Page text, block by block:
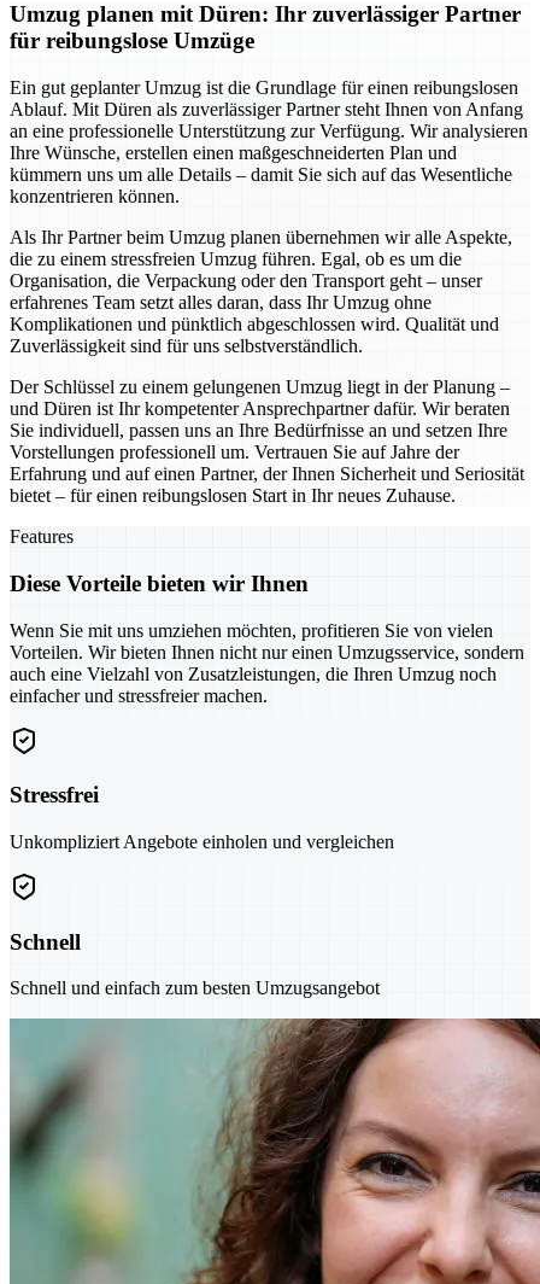
Umzug planen mit Düren: Ihr zuverlässiger Partner
für reibungslose Umzüge
Ein gut geplanter Umzug ist die Grundlage für einen reibungslosen
Ablauf. Mit Düren als zuverlässiger Partner steht Ihnen von Anfang
an eine professionelle Unterstützung zur Verfügung. Wir analysieren
Ihre Wünsche, erstellen einen maßgeschneiderten Plan und
kümmern uns um alle Details – damit Sie sich auf das Wesentliche
konzentrieren können.
Als Ihr Partner beim Umzug planen übernehmen wir alle Aspekte,
die zu einem stressfreien Umzug führen. Egal, ob es um die
Organisation, die Verpackung oder den Transport geht – unser
erfahrenes Team setzt alles daran, dass Ihr Umzug ohne
Komplikationen und pünktlich abgeschlossen wird. Qualität und
Zuverlässigkeit sind für uns selbstverständlich.
Der Schlüssel zu einem gelungenen Umzug liegt in der Planung –
und Düren ist Ihr kompetenter Ansprechpartner dafür. Wir beraten
Sie individuell, passen uns an Ihre Bedürfnisse an und setzen Ihre
Vorstellungen professionell um. Vertrauen Sie auf Jahre der
Erfahrung und auf einen Partner, der Ihnen Sicherheit und Seriosität
bietet – für einen reibungslosen Start in Ihr neues Zuhause.
Features
Diese Vorteile bieten wir Ihnen
Wenn Sie mit uns umziehen möchten, profitieren Sie von vielen
Vorteilen. Wir bieten Ihnen nicht nur einen Umzugsservice, sondern
auch eine Vielzahl von Zusatzleistungen, die Ihren Umzug noch
einfacher und stressfreier machen.
Stressfrei
Unkompliziert Angebote einholen und vergleichen
Schnell
Schnell und einfach zum besten Umzugsangebot